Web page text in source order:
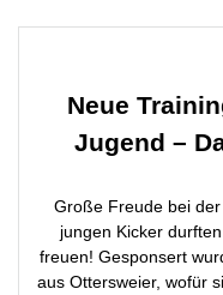
Neue
Jugend –
Große Freude bei
jungen Kicker
freuen! Gesponsert
aus Ottersweier, wofür